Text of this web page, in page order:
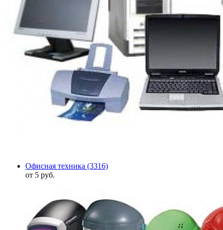
Офисная техника (3316)
от 5 руб.